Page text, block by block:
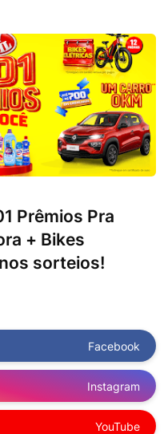
Prêmios Pra
+ Bikes
sorteios!
Facebook
Instagram
YouTube